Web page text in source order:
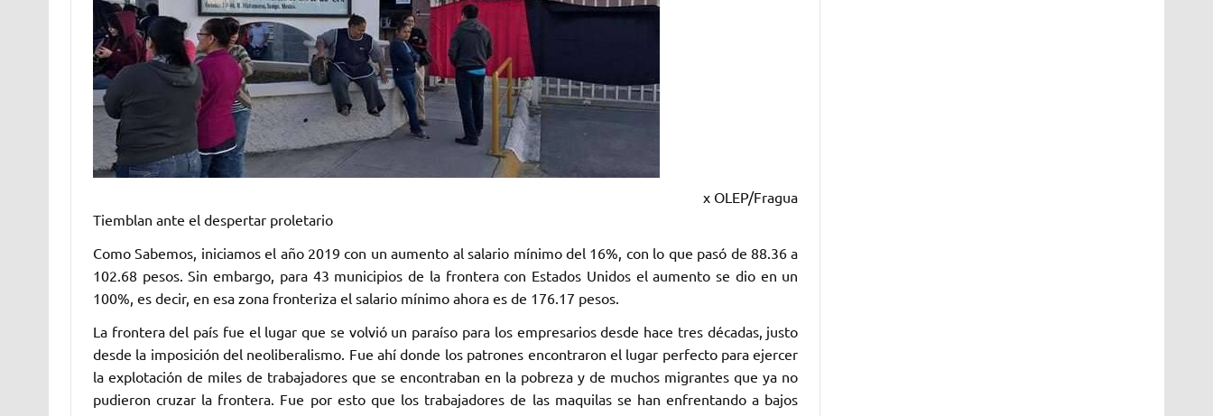
x OLEP/Fragua
Tiemblan ante el despertar proletario
Como Sabemos, iniciamos el año 2019 con un aumento al salario mínimo del 16%, con lo que pasó de 88.36 a
102.68 pesos. Sin embargo, para 43 municipios de la frontera con Estados Unidos el aumento se dio en un
100%, es decir, en esa zona fronteriza el salario mínimo ahora es de 176.17 pesos.
La frontera del país fue el lugar que se volvió un paraíso para los empresarios desde hace tres décadas, justo
desde la imposición del neoliberalismo. Fue ahí donde los patrones encontraron el lugar perfecto para ejercer
la explotación de miles de trabajadores que se encontraban en la pobreza y de muchos migrantes que ya no
pudieron cruzar la frontera. Fue por esto que los trabajadores de las maquilas se han enfrentando a bajos